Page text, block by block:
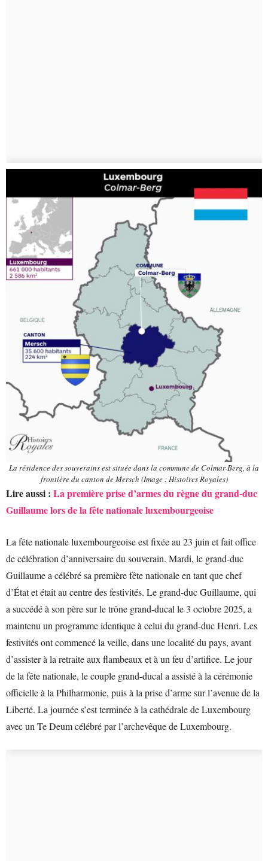
La résidence des souverains est située dans la commune de Colmar-Berg, à la
frontière du canton de Mersch (Image : Histoires Royales)
Lire aussi : La première prise d’armes du règne du grand-duc
Guillaume lors de la fête nationale luxembourgeoise
La fête nationale luxembourgeoise est fixée au 23 juin et fait office
de célébration d’anniversaire du souverain. Mardi, le grand-duc
Guillaume a célébré sa première fête nationale en tant que chef
d’État et était au centre des festivités. Le grand-duc Guillaume, qui
a succédé à son père sur le trône grand-ducal le 3 octobre 2025, a
maintenu un programme identique à celui du grand-duc Henri. Les
festivités ont commencé la veille, dans une localité du pays, avant
d’assister à la retraite aux flambeaux et à un feu d’artifice. Le jour
de la fête nationale, le couple grand-ducal a assisté à la cérémonie
officielle à la Philharmonie, puis à la prise d’arme sur l’avenue de la
Liberté. La journée s’est terminée à la cathédrale de Luxembourg
avec un Te Deum célébré par l’archevêque de Luxembourg.